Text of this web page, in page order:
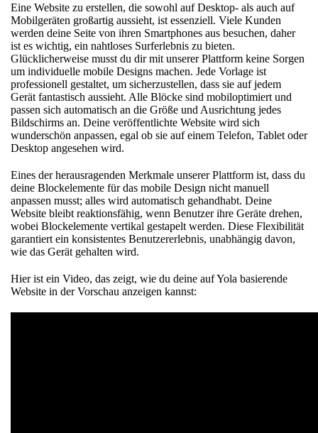
Eine Website zu erstellen, die sowohl auf Desktop- als auch auf
Mobilgeräten großartig aussieht, ist essenziell. Viele Kunden
werden deine Seite von ihren Smartphones aus besuchen, daher
ist es wichtig, ein nahtloses Surferlebnis zu bieten.
Glücklicherweise musst du dir mit unserer Plattform keine Sorgen
um individuelle mobile Designs machen. Jede Vorlage ist
professionell gestaltet, um sicherzustellen, dass sie auf jedem
Gerät fantastisch aussieht. Alle Blöcke sind mobiloptimiert und
passen sich automatisch an die Größe und Ausrichtung jedes
Bildschirms an. Deine veröffentlichte Website wird sich
wunderschön anpassen, egal ob sie auf einem Telefon, Tablet oder
Desktop angesehen wird.
Eines der herausragenden Merkmale unserer Plattform ist, dass du
deine Blockelemente für das mobile Design nicht manuell
anpassen musst; alles wird automatisch gehandhabt. Deine
Website bleibt reaktionsfähig, wenn Benutzer ihre Geräte drehen,
wobei Blockelemente vertikal gestapelt werden. Diese Flexibilität
garantiert ein konsistentes Benutzererlebnis, unabhängig davon,
wie das Gerät gehalten wird.
Hier ist ein Video, das zeigt, wie du deine auf Yola basierende
Website in der Vorschau anzeigen kannst: